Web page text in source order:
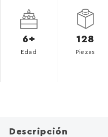
6+
Edad
128
Piezas
Descripción